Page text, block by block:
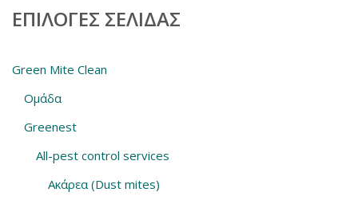
ΕΠΙΛΟΓΈΣ ΣΕΛΊΔΑΣ
Green Mite Clean
Ομάδα
Greenest
All-pest control services
Ακάρεα (Dust mites)